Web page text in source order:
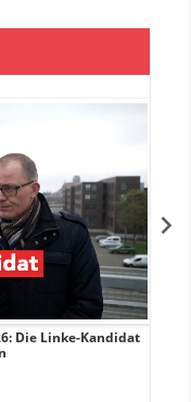
Die Linke-Kandidat